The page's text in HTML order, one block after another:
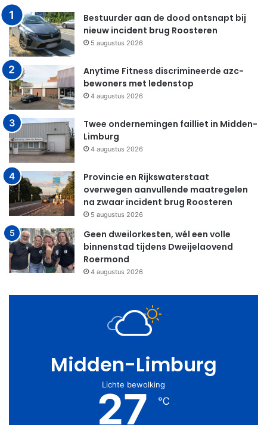
Bestuurder aan de dood ontsnapt bij
nieuw incident brug Roosteren
5 augustus 2026
Anytime Fitness discrimineerde azc-
bewoners met ledenstop
4 augustus 2026
Twee ondernemingen failliet in Midden-
Limburg
4 augustus 2026
Provincie en Rijkswaterstaat
overwegen aanvullende maatregelen
na zwaar incident brug Roosteren
5 augustus 2026
Geen dweilorkesten, wél een volle
binnenstad tijdens Dweijelaovend
Roermond
4 augustus 2026
Midden-Limburg
Lichte bewolking
27 ℃